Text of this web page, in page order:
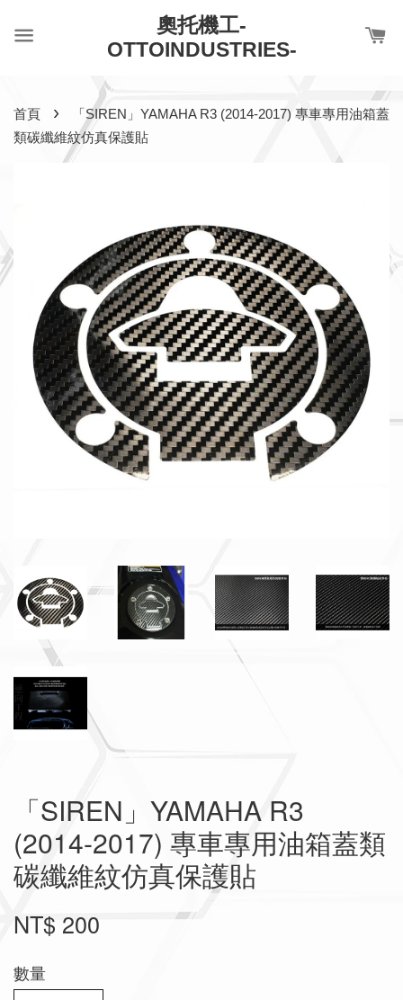
奧托機工-
OTTOINDUSTRIES-
首頁 ›
「SIREN」YAMAHA R3 (2014-2017) 專車專用油箱蓋
類碳纖維紋仿真保護貼
「SIREN」YAMAHA R3
(2014-2017) 專車專用油箱蓋類
碳纖維紋仿真保護貼
NT$ 200
數量